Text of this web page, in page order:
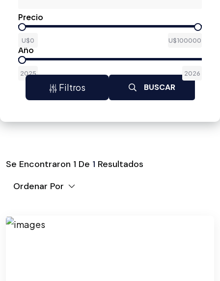
Precio
U$0 U$100000
Año
2025 2026
Filtros BUSCAR
Se Encontraron 1 De 1 Resultados
Ordenar Por